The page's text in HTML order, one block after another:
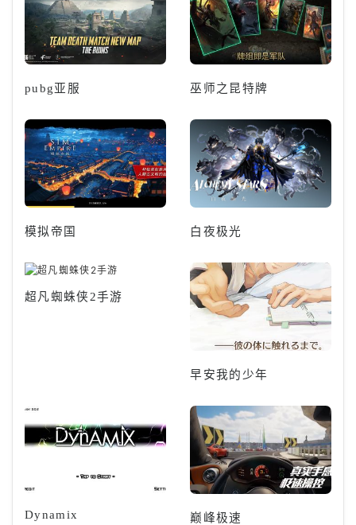
pubg亚服 巫师之昆特牌
模拟帝国 白夜极光
超凡蜘蛛侠2手游
早安我的少年
Dynamix 巅峰极速